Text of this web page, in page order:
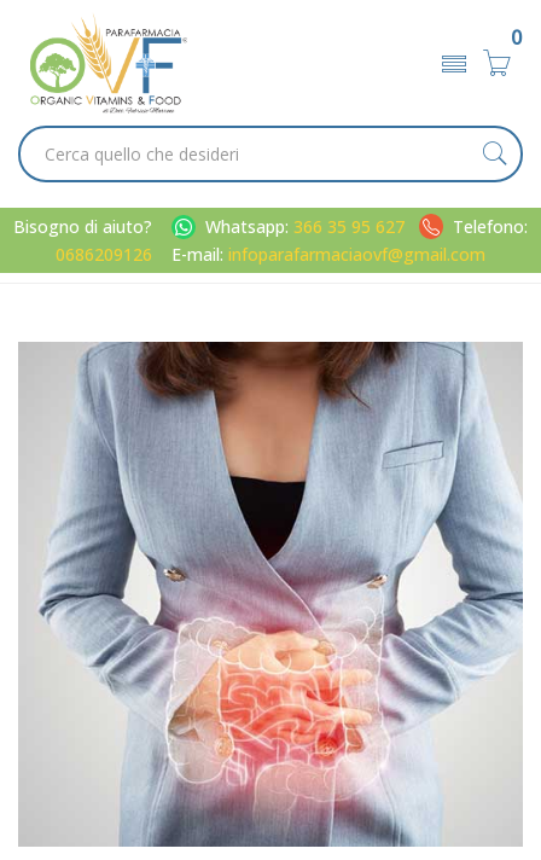
0
Bisogno di aiuto? Whatsapp: 366 35 95 627
Telefono:
0686209126
E-mail: infoparafarmaciaovf@gmail.com